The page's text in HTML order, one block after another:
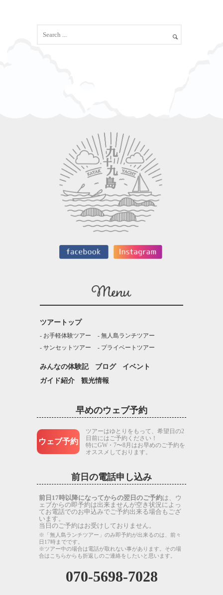
ツアートップ
お手軽体験ツアー
無人島ランチツアー
サンセットツアー
プライベートツアー
みんなの体験記 ブログ
イベント
ガイド紹介
観光情報
早めのウェブ予約
ウェブ予約
ツアーはゆとりをもって、希望日の2
日前にはご予約ください！
特にGW・7〜8月はお早めのご予約を
オススメしております。
前日の電話申し込み
前日17時以降になってからの翌日のご予約は、ウ
ェブからの即予約は出来ませんが空き状況によっ
てお電話でのお申込みでご予約出来る場合もござ
います。
当日のご予約はお受けしておりません。
※「無人島ランチツアー」のみ即予約が出来るのは、前々
日17時までです。
※ツアー中の場合は電話が取れない事があります。その場
合はこちらからも折返しのご連絡をしたいと思います。
070-5698-7028